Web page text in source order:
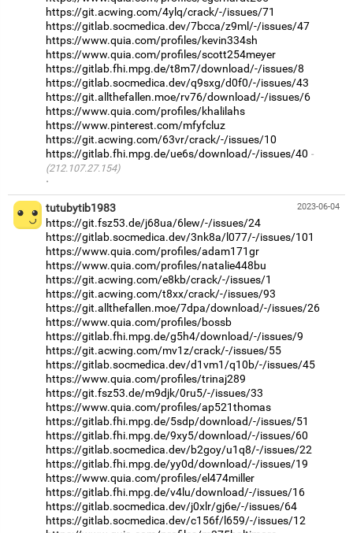
https://git.acwing.com/4ylq/crack/-/issues/71
https://gitlab.socmedica.dev/7bcca/z9ml/-/issues/47
https://www.quia.com/profiles/kevin334sh
https://www.quia.com/profiles/scott254meyer
https://gitlab.fhi.mpg.de/t8m7/download/-/issues/8
https://gitlab.socmedica.dev/q9sxg/d0f0/-/issues/43
https://git.allthefallen.moe/rv76/download/-/issues/6
https://www.quia.com/profiles/khalilahs
https://www.pinterest.com/mfyfcluz
https://git.acwing.com/63vr/crack/-/issues/10
https://gitlab.fhi.mpg.de/ue6s/download/-/issues/40
(212.107.27.154)
·
2023-06-04
tutubytib1983
https://git.fsz53.de/j68ua/6lew/-/issues/24
https://gitlab.socmedica.dev/3nk8a/l077/-/issues/101
https://www.quia.com/profiles/adam171gr
https://www.quia.com/profiles/natalie448bu
https://git.acwing.com/e8kb/crack/-/issues/1
https://git.acwing.com/t8xx/crack/-/issues/93
https://git.allthefallen.moe/7dpa/download/-/issues/26
https://www.quia.com/profiles/bossb
https://gitlab.fhi.mpg.de/g5h4/download/-/issues/9
https://git.acwing.com/mv1z/crack/-/issues/55
https://gitlab.socmedica.dev/d1vm1/q10b/-/issues/45
https://www.quia.com/profiles/trinaj289
https://git.fsz53.de/m9djk/0ru5/-/issues/33
https://www.quia.com/profiles/ap521thomas
https://gitlab.fhi.mpg.de/5sdp/download/-/issues/51
https://gitlab.fhi.mpg.de/9xy5/download/-/issues/60
https://gitlab.socmedica.dev/b2goy/u1q8/-/issues/22
https://gitlab.fhi.mpg.de/yy0d/download/-/issues/19
https://www.quia.com/profiles/el474miller
https://gitlab.fhi.mpg.de/v4lu/download/-/issues/16
https://gitlab.socmedica.dev/j0xlr/gj6e/-/issues/64
https://gitlab.socmedica.dev/c156f/l659/-/issues/12